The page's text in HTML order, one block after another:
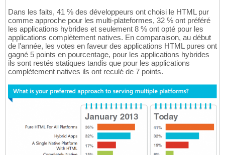
Dans les faits, 41 % des développeurs ont choisi le HTML pur
comme approche pour les multi-plateformes, 32 % ont préféré
les applications hybrides et seulement 8 % ont opté pour les
applications complètement natives. En comparaison, au début
de l'année, les votes en faveur des applications HTML pures ont
gagné 5 points en pourcentage, pour les applications hybrides
ils sont restés statiques tandis que pour les applications
complètement natives ils ont reculé de 7 points.